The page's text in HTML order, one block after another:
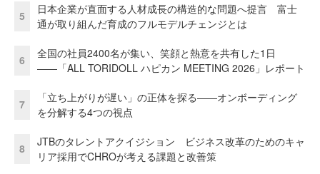
5
日本企業が直面する人材成長の構造的な問題へ提言 富士
通が取り組んだ育成のフルモデルチェンジとは
6
全国の社員2400名が集い、笑顔と熱意を共有した1日
――「ALL TORIDOLL ハピカン MEETING 2026」レポート
7
「立ち上がりが遅い」の正体を探る——オンボーディング
を分解する4つの視点
8
JTBのタレントアクイジション ビジネス改革のためのキャ
リア採用でCHROが考える課題と改善策